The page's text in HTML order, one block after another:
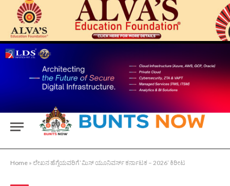
Home » ಲೇಖನ ಹೆಗ್ಡೆಯವರಿಗೆ ‘ಮಿಸ್ ಯೂನಿವರ್ಸ್ ಕರ್ನಾಟಕ – 2026’ ಕಿರೀಟ